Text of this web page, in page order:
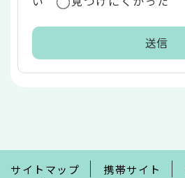
で
サイトマップ 携帯サイト